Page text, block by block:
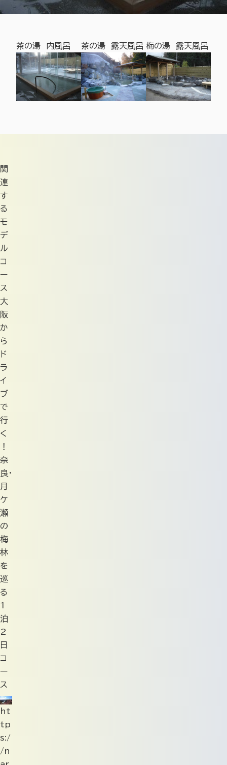
茶の湯 内風呂 茶の湯 露天風呂 梅の湯 露天風呂
関
連
す
る
モ
デ
ル
コ
ー
ス
大
阪
か
ら
ド
ラ
イ
ブ
で
行
く
！
奈
良・
月
ケ
瀬
の
梅
林
を
巡
る
1
泊
2
日
コ
ー
ス
ht
tp
s:/
/n